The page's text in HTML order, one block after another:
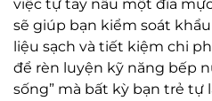
việc tự tay nấu một đĩa
sẽ giúp bạn kiểm soát
liệu sạch và tiết kiệm chi
để rèn luyện kỹ năng bếp
sống” mà bất kỳ bạn trẻ tự